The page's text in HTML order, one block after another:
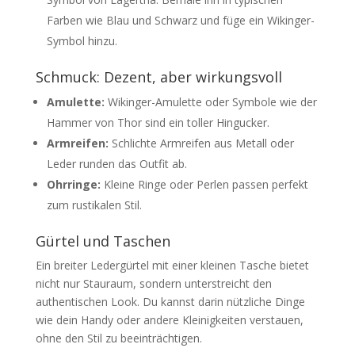
Farben wie Blau und Schwarz und füge ein Wikinger-
Symbol hinzu.
Schmuck: Dezent, aber wirkungsvoll
Amulette: Wikinger-Amulette oder Symbole wie der
Hammer von Thor sind ein toller Hingucker.
Armreifen: Schlichte Armreifen aus Metall oder
Leder runden das Outfit ab.
Ohrringe: Kleine Ringe oder Perlen passen perfekt
zum rustikalen Stil.
Gürtel und Taschen
Ein breiter Ledergürtel mit einer kleinen Tasche bietet
nicht nur Stauraum, sondern unterstreicht den
authentischen Look. Du kannst darin nützliche Dinge
wie dein Handy oder andere Kleinigkeiten verstauen,
ohne den Stil zu beeinträchtigen.